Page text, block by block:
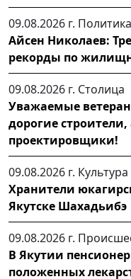
09.08.2026 г. Политика
Айсен Николаев:
рекорды по
09.08.2026 г. Столица
Уважаемые
дорогие
проектировщики!
09.08.2026 г. Культура
Хранители
Якутске Шахадьибэ
09.08.2026 г.
В Якутии
положенных